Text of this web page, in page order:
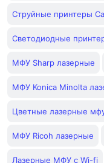
Струйные принтеры
Светодиодные
МФУ Sharp лазерные
МФУ Konica Minolta
Цветные лазерные
МФУ Ricoh лазерные
Лазерные МФУ с Wi-fi